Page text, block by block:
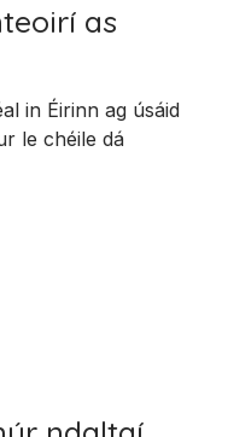
as
in Éirinn ag úsáid
le chéile dá